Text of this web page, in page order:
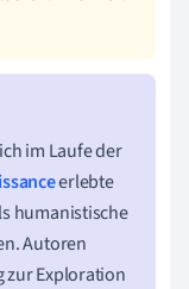
im Laufe der
erlebte
humanistische
Autoren
zur Exploration